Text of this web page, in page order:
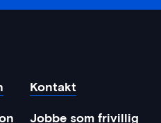
Kontakt
Jobbe som frivillig